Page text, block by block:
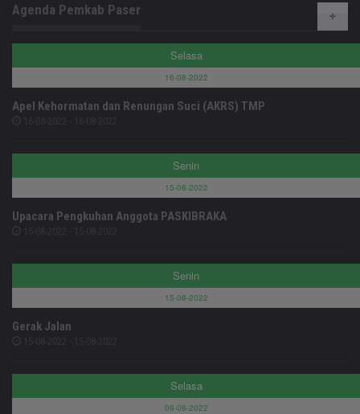
Agenda Pemkab Paser
Selasa
16-08-2022
Apel Kehormatan dan Renungan Suci (AKRS) TMP
Senin
15-08-2022
Upacara Pengkuhan Anggota PASKIBRAKA
Senin
15-08-2022
Gerak Jalan
Selasa
09-08-2022